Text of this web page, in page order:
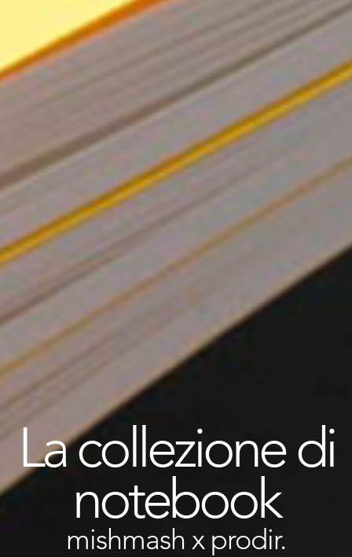
La collezione di
notebook
mishmash x prodir.